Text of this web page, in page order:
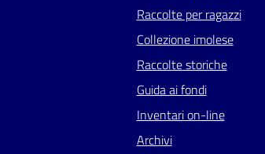
Raccolte per ragazzi
Collezione imolese
Raccolte storiche
Guida ai fondi
Inventari on-line
Archivi